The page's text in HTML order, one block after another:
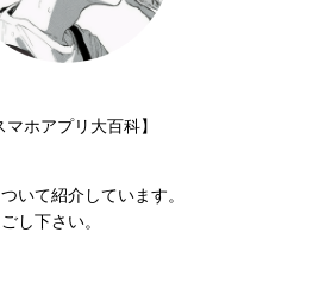
マホアプリ大百科】
いて紹介しています。
し下さい。